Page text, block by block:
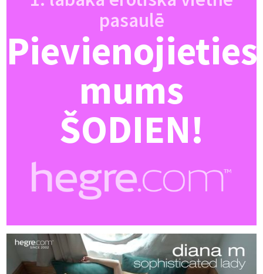
pasaulē
Pievienojieties
mums
ŠODIEN!